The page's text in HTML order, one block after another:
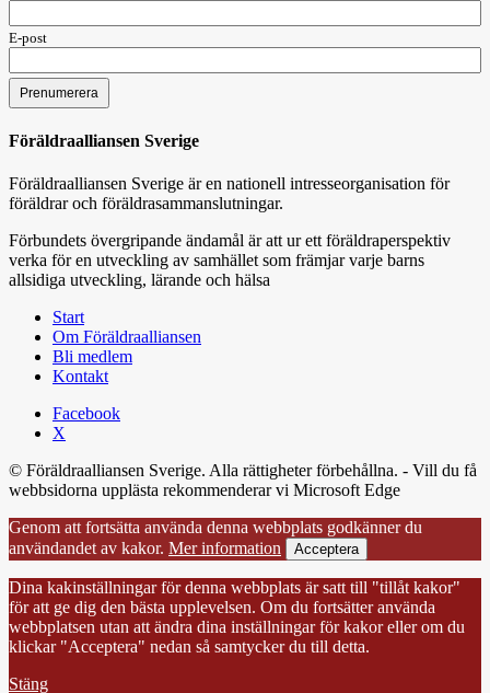
E-post
Föräldraalliansen Sverige
Föräldraalliansen Sverige är en nationell intresseorganisation för
föräldrar och föräldrasammanslutningar.
Förbundets övergripande ändamål är att ur ett föräldraperspektiv
verka för en utveckling av samhället som främjar varje barns
allsidiga utveckling, lärande och hälsa
Start
Om Föräldraalliansen
Bli medlem
Kontakt
Facebook
X
© Föräldraalliansen Sverige. Alla rättigheter förbehållna. - Vill du få
webbsidorna upplästa rekommenderar vi Microsoft Edge
Genom att fortsätta använda denna webbplats godkänner du
användandet av kakor. Mer information Acceptera
Dina kakinställningar för denna webbplats är satt till "tillåt kakor"
för att ge dig den bästa upplevelsen. Om du fortsätter använda
webbplatsen utan att ändra dina inställningar för kakor eller om du
klickar "Acceptera" nedan så samtycker du till detta.
Stäng